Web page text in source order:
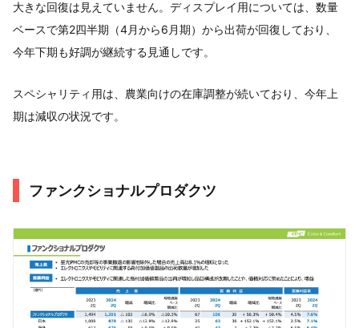
大きな回復は見えていません。ディスプレイ用については、数量
ベースで第2四半期（4月から6月期）から出荷が回復しており、
今年下期も好調が継続する見通しです。
スペシャリティ用は、農業向けの在庫調整が続いており、今年上
期は減収の状況です。
ファンクショナルプロダクツ